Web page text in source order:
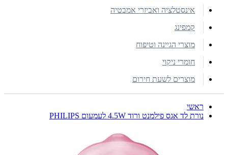
אינסטלציה ואביזרי אמבטיה
קמפינג
מוצרי הגיינה וטיפוח
חומרי ניקוי
מוצרים לשעת חירום
ראשי
נורת לד אגס פילמנט ורוד 4.5W לעמעום PHILIPS